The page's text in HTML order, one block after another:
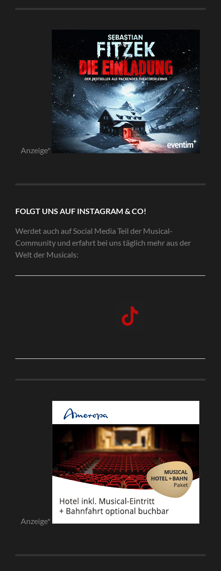
Anzeige*
FOLGT UNS AUF INSTAGRAM & CO!
Werdet auch auf Social Media Teil der Musical-
Community und erfahrt bei uns täglich mehr aus der
Welt der Musicals:
Anzeige*